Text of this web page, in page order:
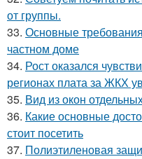
от группы.
33. Основные
частном доме
34. Рост оказался
регионах плата за ЖКХ
35. Вид из окон
36. Какие основные
стоит посетить
37. Полиэтиленовая